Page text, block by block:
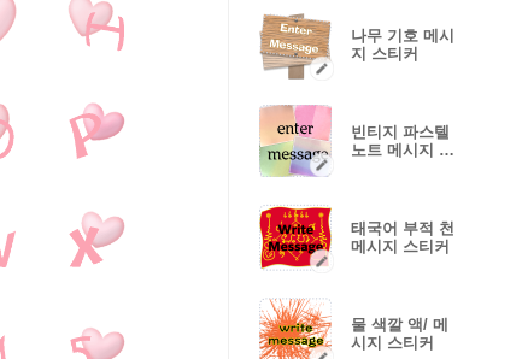
나무 기호 메시
지 스티커
빈티지 파스텔
노트 메시지 스
태국어 부적 천
메시지 스티커
물 색깔 액/ 메
시지 스티커